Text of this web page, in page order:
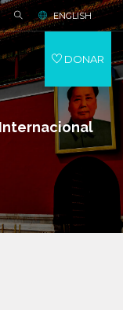
ENGLISH
DONAR